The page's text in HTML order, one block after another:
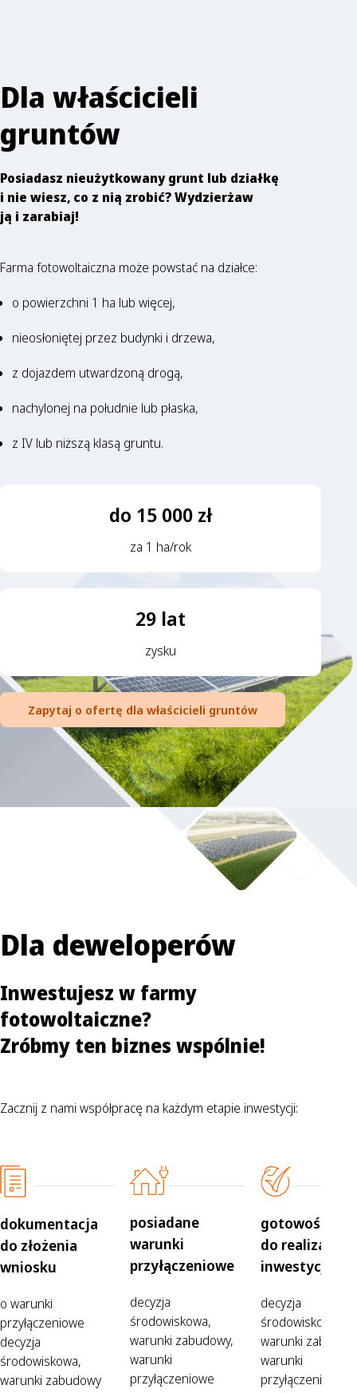
Dla właścicieli
gruntów
Posiadasz nieużytkowany grunt lub działkę
i nie wiesz, co z nią zrobić? Wydzierżaw
ją i zarabiaj!
Farma fotowoltaiczna może powstać na działce:
o powierzchni 1 ha lub więcej,
nieosłoniętej przez budynki i drzewa,
z dojazdem utwardzoną drogą,
nachylonej na południe lub płaska,
z IV lub niższą klasą gruntu.
do 15 000 zł
za 1 ha/rok
29 lat
zysku
Zapytaj o ofertę dla właścicieli gruntów
Dla deweloperów
Inwestujesz w farmy
fotowoltaiczne?
Zróbmy ten biznes wspólnie!
Zacznij z nami współpracę na każdym etapie inwestycji:
dokumentacja
do złożenia
wniosku
o warunki
przyłączeniowe
decyzja
środowiskowa,
warunki zabudowy
posiadane
warunki
przyłączeniowe
decyzja
środowiskowa,
warunki zabudowy,
warunki
przyłączeniowe
gotowość
do realizacji
inwestycji
decyzja
środowiskowa,
warunki
warunki
przyłączeniowe +